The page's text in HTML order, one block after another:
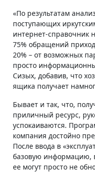
«По результатам
поступающих
интернет-справочник
75% обращений
20% – от возможных
просто
Сизых, добавив, что
ящика получает
Бывает и так, что,
приличный ресурс,
успокаиваются.
компания достойно
После ввода в
базовую информацию,
ее могут просто не